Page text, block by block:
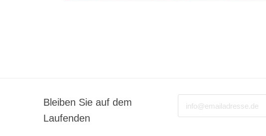
Bleiben Sie auf dem
Laufenden